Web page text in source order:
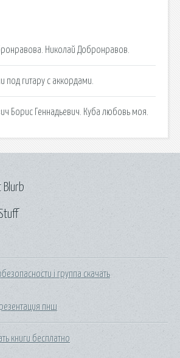
Николай Добронравов.
под гитару с аккордами.
Борис Геннадьевич. Куба любовь моя.
i группа скачать
пнш
книги бесплатно